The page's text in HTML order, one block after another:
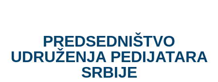
PREDSEDNIŠTVO
UDRUŽENJA PEDIJATARA
SRBIJE​